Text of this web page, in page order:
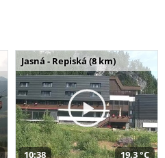
Jasná - Repiská (8 km)
10:38 19,3 °C